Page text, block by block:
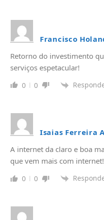
Francisco
Retorno do investimento
serviços espetacular!
0 0
Isaias Ferreira
A internet da claro e boa
que vem mais com
0 0